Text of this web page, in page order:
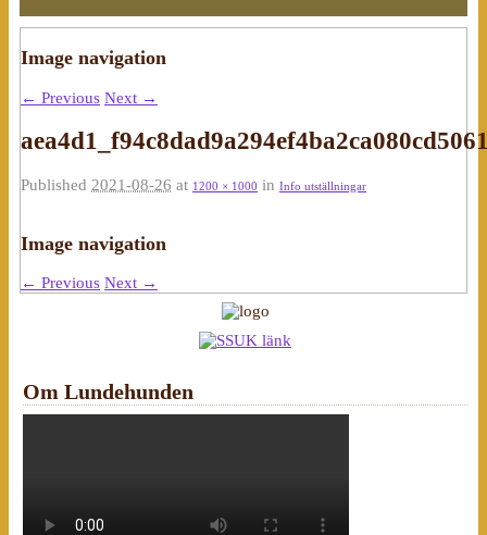
Image navigation
← Previous Next →
Published 2021-08-26 at 1200 × 1000 in Info utställningar
Image navigation
← Previous Next →
Om Lundehunden